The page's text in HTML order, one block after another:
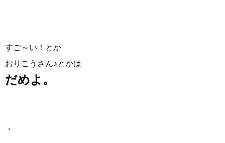
すご～い！とか
おりこうさん♪とかは
だめよ。
・